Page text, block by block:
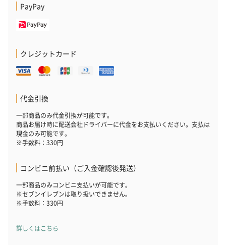
PayPay
クレジットカード
代金引換
一部商品のみ代金引換が可能です。
商品お届け時に配送会社ドライバーに代金をお支払いください。支払は
現金のみ可能です。
※手数料：330円
コンビニ前払い（ご入金確認後発送）
一部商品のみコンビニ支払いが可能です。
※セブンイレブンは取り扱いできません。
※手数料：330円
詳しくはこちら